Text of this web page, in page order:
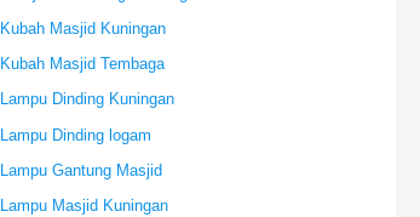
Kubah Masjid Kuningan
Kubah Masjid Tembaga
Lampu Dinding Kuningan
Lampu Dinding logam
Lampu Gantung Masjid
Lampu Masjid Kuningan